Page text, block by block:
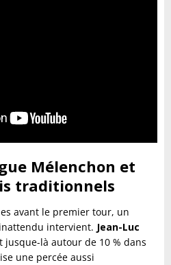
Mélenchon et
traditionnels
avant le premier tour, un
intervient. Jean-Luc
jusque-là autour de 10 % dans
une percée aussi